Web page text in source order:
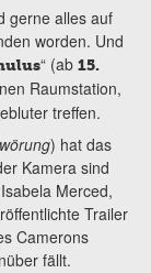
gerne alles auf
worden. Und
“ (ab 15.
Raumstation,
treffen.
) hat das
Kamera sind
Merced,
Trailer
Camerons
fällt.